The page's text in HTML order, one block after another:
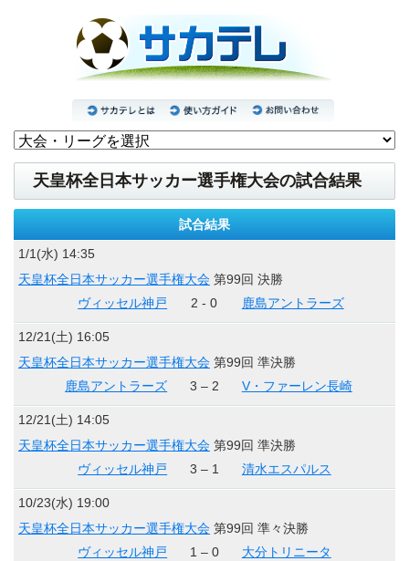
天皇杯全日本サッカー選手権大会の試合結果
試合結果
1/1(水) 14:35
天皇杯全日本サッカー選手権大会 第99回 決勝
ヴィッセル神戸
2 - 0 鹿島アントラーズ
12/21(土) 16:05
天皇杯全日本サッカー選手権大会 第99回 準決勝
鹿島アントラーズ
3 – 2 V・ファーレン長崎
12/21(土) 14:05
天皇杯全日本サッカー選手権大会 第99回 準決勝
ヴィッセル神戸
3 – 1 清水エスパルス
10/23(水) 19:00
天皇杯全日本サッカー選手権大会 第99回 準々決勝
ヴィッセル神戸
1 – 0 大分トリニータ